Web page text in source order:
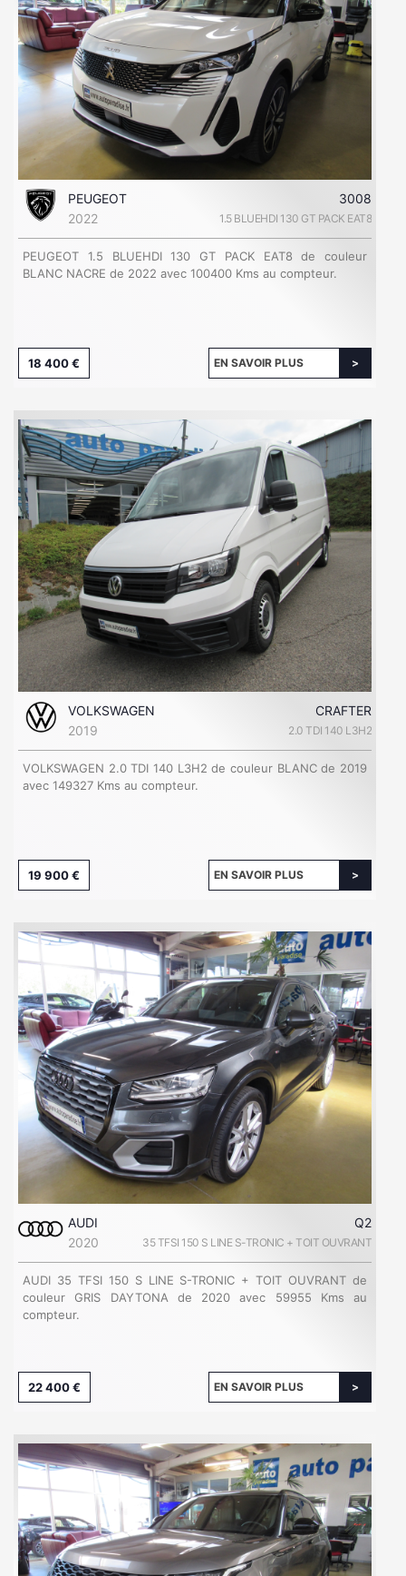
PEUGEOT
3008
2022
1.5 BLUEHDI 130 GT PACK EAT8
PEUGEOT 1.5 BLUEHDI 130 GT PACK EAT8 de couleur
BLANC NACRE de 2022 avec 100400 Kms au compteur.
18 400 € EN SAVOIR PLUS
VOLKSWAGEN
CRAFTER
2019
2.0 TDI 140 L3H2
VOLKSWAGEN 2.0 TDI 140 L3H2 de couleur BLANC de 2019
avec 149327 Kms au compteur.
19 900 € EN SAVOIR PLUS
AUDI
Q2
2020
35 TFSI 150 S LINE S-TRONIC + TOIT OUVRANT
AUDI 35 TFSI 150 S LINE S-TRONIC + TOIT OUVRANT de
couleur GRIS DAYTONA de 2020 avec 59955 Kms au
compteur.
22 400 € EN SAVOIR PLUS